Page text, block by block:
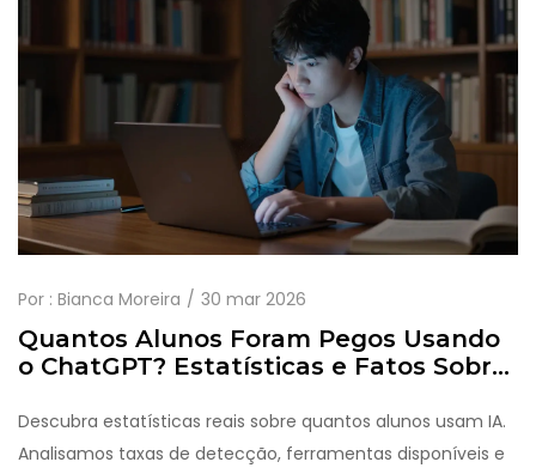
Por : Bianca Moreira 30 mar 2026
Quantos Alunos Foram Pegos Usando
o ChatGPT? Estatísticas e Fatos Sobre
Descubra estatísticas reais sobre quantos alunos usam IA.
Analisamos taxas de detecção, ferramentas disponíveis e